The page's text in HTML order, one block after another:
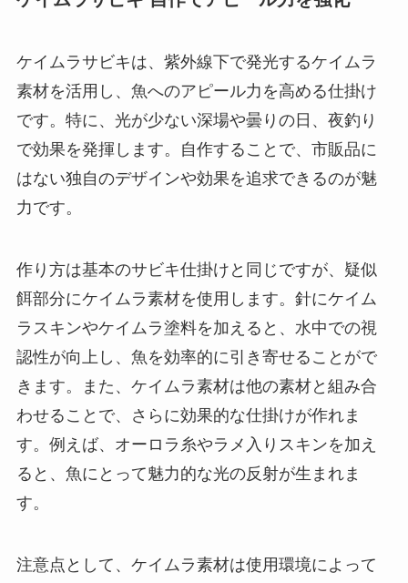
ケイムラサビキは、紫外線下で発光するケイムラ
素材を活用し、魚へのアピール力を高める仕掛け
です。特に、光が少ない深場や曇りの日、夜釣り
で効果を発揮します。自作することで、市販品に
はない独自のデザインや効果を追求できるのが魅
力です。
作り方は基本のサビキ仕掛けと同じですが、疑似
餌部分にケイムラ素材を使用します。針にケイム
ラスキンやケイムラ塗料を加えると、水中での視
認性が向上し、魚を効率的に引き寄せることがで
きます。また、ケイムラ素材は他の素材と組み合
わせることで、さらに効果的な仕掛けが作れま
す。例えば、オーロラ糸やラメ入りスキンを加え
ると、魚にとって魅力的な光の反射が生まれま
す。
注意点として、ケイムラ素材は使用環境によって